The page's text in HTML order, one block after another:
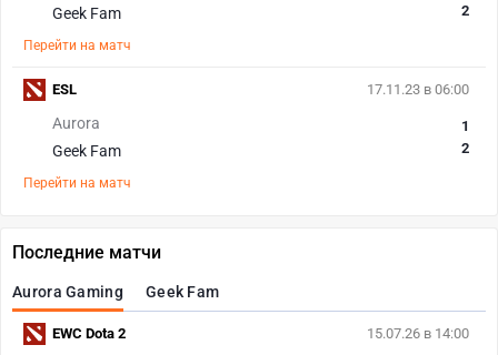
Geek Fam
2
Перейти на матч
17.11.23 в 06:00
Aurora
Geek Fam
1
2
Перейти на матч
ESL
Последние матчи
Aurora Gaming Geek Fam
15.07.26 в 14:00
EWC Dota 2